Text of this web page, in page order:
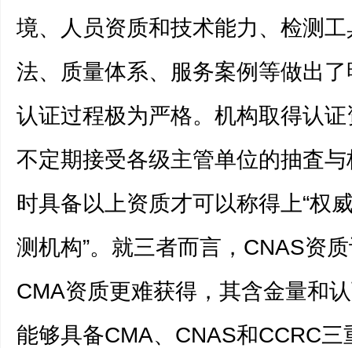
境、人员资质和技术能力、检测
法、质量体系、服务案例等做出
认证过程极为严格。机构取得认
不定期接受各级主管单位的抽査
时具备以上资质才可以称得上“权
测机构”。就三者而言，CNAS资
CMA资质更难获得，其含金量和
能够具备CMA、CNAS和CCRC三